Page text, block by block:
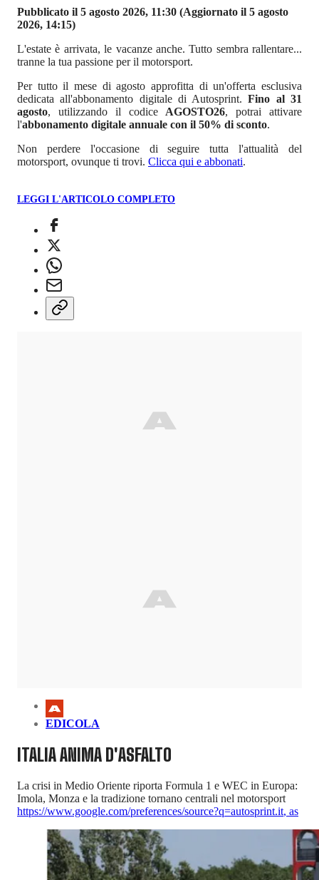
Pubblicato il 5 agosto 2026, 11:30 (Aggiornato il 5 agosto
2026, 14:15)
L'estate è arrivata, le vacanze anche. Tutto sembra rallentare...
tranne la tua passione per il motorsport.
Per tutto il mese di agosto approfitta di un'offerta esclusiva
dedicata all'abbonamento digitale di Autosprint.Fino al 31
agosto, utilizzando il codice AGOSTO26, potrai attivare
l'abbonamento digitale annuale con il 50% di sconto.
Non perdere l'occasione di seguire tutta l'attualità del
motorsport, ovunque ti trovi. Clicca qui e abbonati.
LEGGI L'ARTICOLO COMPLETO
EDICOLA
ITALIA ANIMA D'ASFALTO
La crisi in Medio Oriente riporta Formula 1 e WEC in Europa:
Imola, Monza e la tradizione tornano centrali nel motorsport
https://www.google.com/preferences/source?q=autosprint.it, as